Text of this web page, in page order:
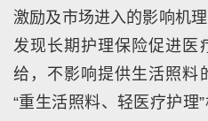
激励及市场进入的影响机
发现长期护理保险促进医
给，不影响提供生活照料
“重生活照料、轻医疗护理